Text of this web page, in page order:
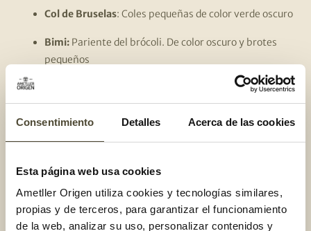
Consentimiento Detalles Acerca de las cookies
Esta página web usa cookies
Ametller Origen utiliza cookies y tecnologías similares,
propias y de terceros, para garantizar el funcionamiento
de la web, analizar su uso, personalizar contenidos y
Col de Bruselas: Coles pequeñas de color verde oscuro
Bimi: Pariente del brócoli. De color oscuro y brotes
pequeños
: Un híbrido entre el brócoli y el bróquil,
de color verde brillante y forma de espiral
¿Sabías que los rábanos, los nabos y la rúcula también
forman parte de la familia de las crucíferas?